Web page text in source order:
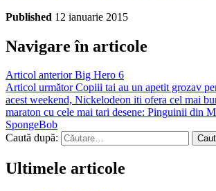
Published 12 ianuarie 2015
Navigare în articole
Articol anteriorBig Hero 6
Articol următorCopiii tai au un apetit grozav
acest weekend, Nickelodeon iti ofera cel mai
maraton cu cele mai tari desene: Pinguinii din
SpongeBob
Caută după:
Ultimele articole